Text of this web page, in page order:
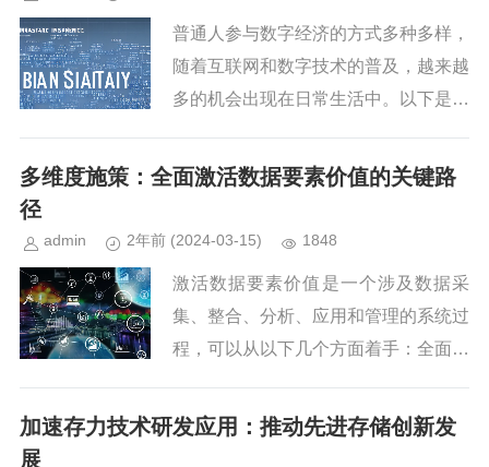
普通人参与数字经济的方式多种多样，
随着互联网和数字技术的普及，越来越
多的机会出现在日常生活中。以下是一
程、数据分析、数字营销、网络安全等
多维度施策：全面激活数据要素价值的关键路
径
admin 2年前 (2024-03-15) 1848
激活数据要素价值是一个涉及数据采
集、整合、分析、应用和管理的系统过
程，可以从以下几个方面着手：全面精
各类数据，包括业务数据、用户行为数
加速存力技术研发应用：推动先进存储创新发
展